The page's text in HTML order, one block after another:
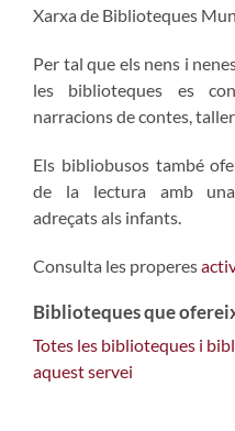
Xarxa de Biblioteques
Per tal que els nens i
les biblioteques es
narracions de contes,
Els bibliobusos també
de la lectura amb una
adreçats als infants.
Consulta les properes
Biblioteques que
Totes les biblioteques i
aquest servei